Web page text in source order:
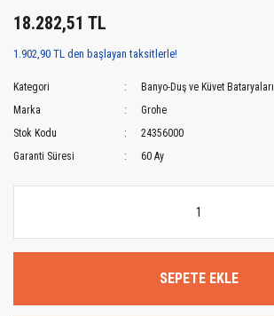
18.282,51 TL
1.902,90 TL den başlayan taksitlerle!
Kategori
Banyo-Duş ve Küvet Bataryaları
Marka
Grohe
Stok Kodu
24356000
Garanti Süresi
60 Ay
SEPETE EKLE